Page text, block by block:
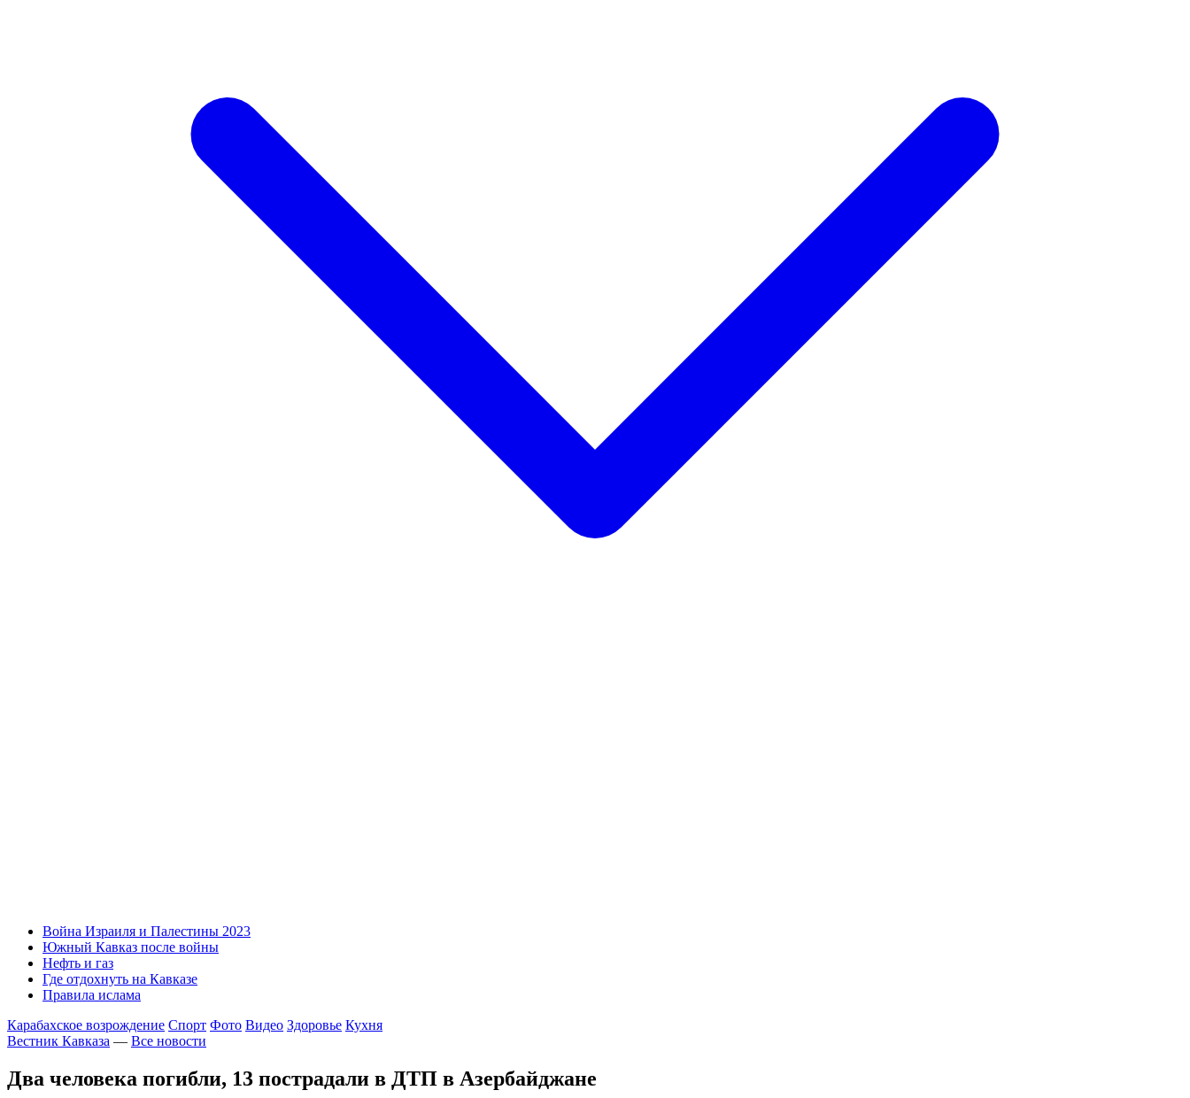
Война Израиля и Палестины 2023
Южный Кавказ после войны
Нефть и газ
Где отдохнуть на Кавказе
Правила ислама
Карабахское возрождение Спорт Фото Видео Здоровье Кухня
Вестник Кавказа — Все новости
Два человека погибли, 13 пострадали в ДТП в Азербайджане